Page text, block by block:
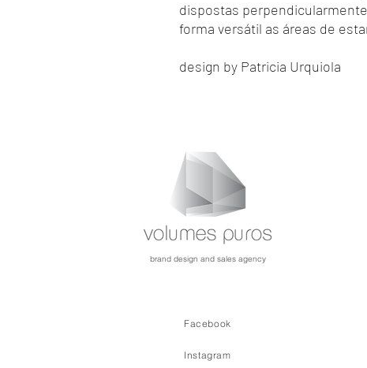
dispostas
forma versátil as áreas de
design by Patricia Urquiola
brand design and sales agency
Facebook
Instagram